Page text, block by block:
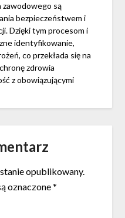
zawodowego są
bezpieczeństwem i
Dzięki tym procesom i
identyfikowanie,
co przekłada się na
zdrowia
z obowiązującymi
opublikowany.
oznaczone*